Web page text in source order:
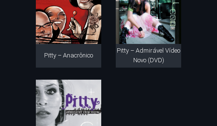
Pitty – Anacrônico
Pitty – Admirável Vídeo
Novo (DVD)